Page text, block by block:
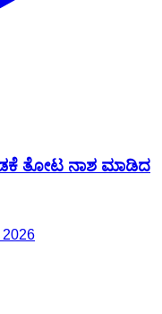
ತೋಟ ನಾಶ ಮಾಡಿದ
2026